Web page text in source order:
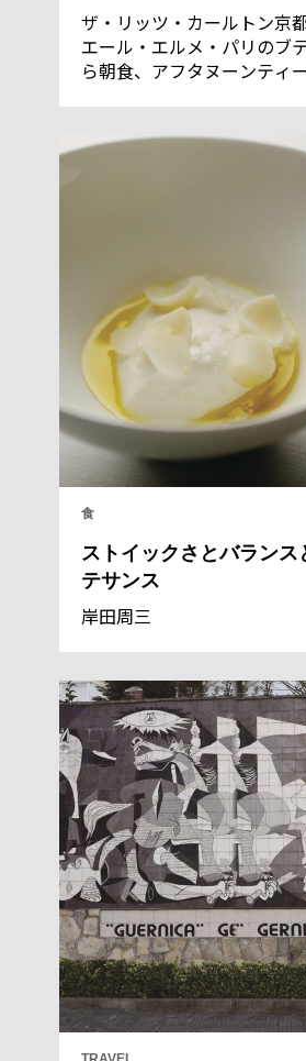
ザ・リッツ・カールトン京
エール・エルメ・パリのブ
ら朝食、アフタヌーンティ
全国からのゲストのために、
く美しい、魔法のようなス
食
ストイックさとバラン
テサンス
岸田周三